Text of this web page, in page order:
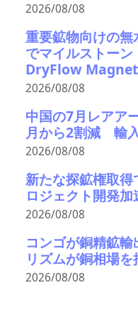
2026/08/08
重要鉱物向けの
でマイルストー
DryFlow
2026/08/08
中国の7月レアア
月から2割減 輸
2026/08/08
新たな探鉱権取
ロジェクト開発
2026/08/08
コンゴが銅精鉱
リズムが銅相場
2026/08/08